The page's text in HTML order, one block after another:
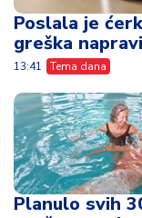
Poslala je
greška
13:41 Tema dana
Planulo svih